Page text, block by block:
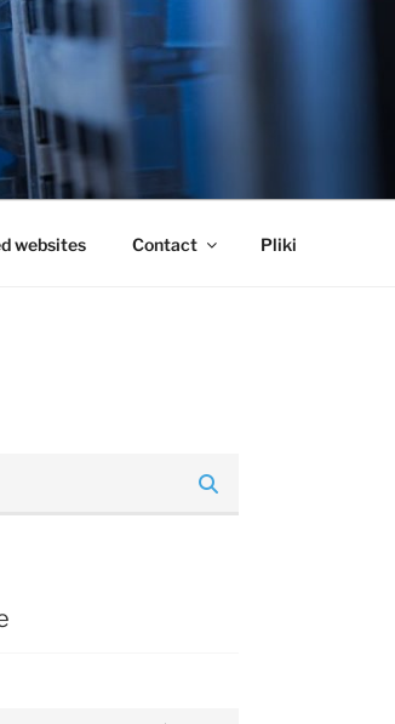
websites Contact Pliki